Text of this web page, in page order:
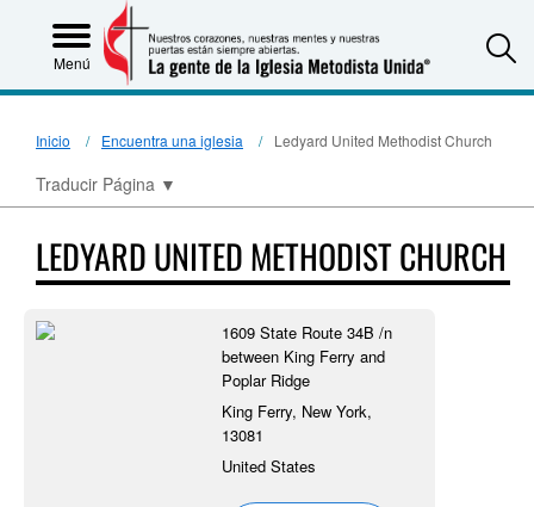
Menú
Inicio Encuentra una iglesia Ledyard United Methodist Church
Traducir Página ▼
LEDYARD UNITED METHODIST CHURCH
1609 State Route 34B /n
between King Ferry and
Poplar Ridge
King Ferry, New York,
13081
United States